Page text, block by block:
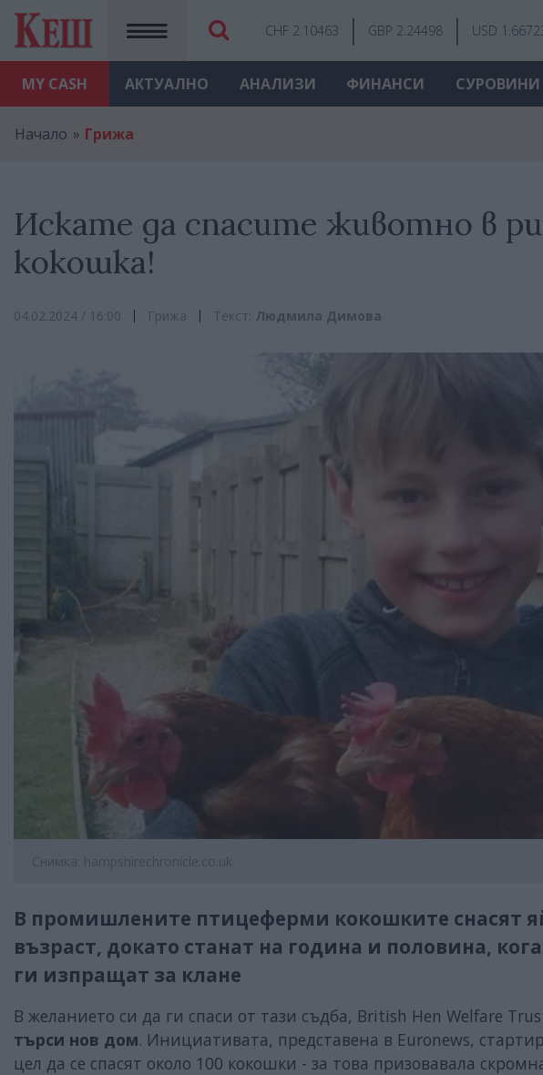
MY CASH
CHF 2.10463 GBP 2.24498 USD
АКТУАЛНО АНАЛИЗИ ФИНАНСИ СУРОВИНИ
Начало Грижа
Искате да спасите животно в
кокошка!
04.02.2024 / 16:00 Грижа Текст: Людмила Димова
Снимка: hampshirechronicle.co.uk
В промишлените птицеферми кокошките снасят
възраст, докато станат на година и половина,
ги изпращат за клане
В желанието си да ги спаси от тази съдба, British Hen Welfare
търси нов дом. Инициативата, представена в Euronews,
цел да се спасят около 100 кокошки - за това призовавала